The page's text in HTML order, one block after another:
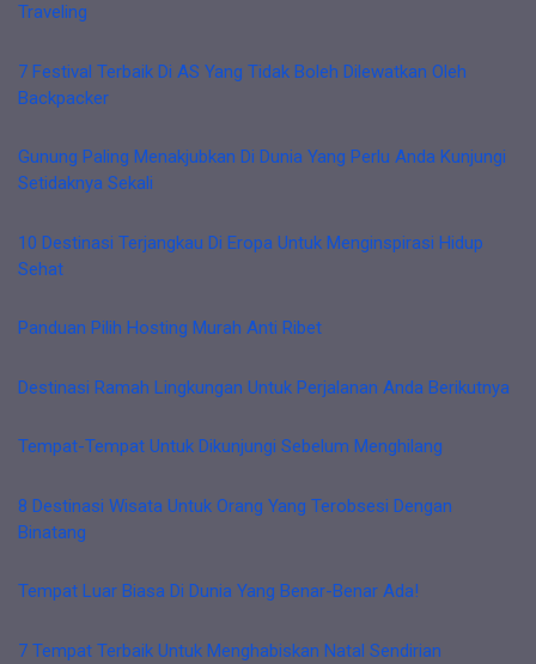
Traveling
7 Festival Terbaik Di AS Yang Tidak Boleh Dilewatkan Oleh
Backpacker
Gunung Paling Menakjubkan Di Dunia Yang Perlu Anda Kunjungi
Setidaknya Sekali
10 Destinasi Terjangkau Di Eropa Untuk Menginspirasi Hidup
Sehat
Panduan Pilih Hosting Murah Anti Ribet
Destinasi Ramah Lingkungan Untuk Perjalanan Anda Berikutnya
Tempat-Tempat Untuk Dikunjungi Sebelum Menghilang
8 Destinasi Wisata Untuk Orang Yang Terobsesi Dengan
Binatang
Tempat Luar Biasa Di Dunia Yang Benar-Benar Ada!
7 Tempat Terbaik Untuk Menghabiskan Natal Sendirian